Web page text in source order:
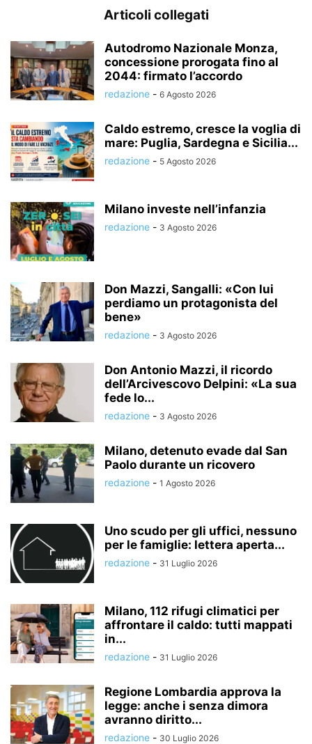
Articoli collegati
Autodromo Nazionale Monza,
concessione prorogata fino al
2044: firmato l’accordo
redazione - 6 Agosto 2026
Caldo estremo, cresce la voglia di
mare: Puglia, Sardegna e Sicilia...
redazione - 5 Agosto 2026
Milano investe nell’infanzia
redazione - 3 Agosto 2026
Don Mazzi, Sangalli: «Con lui
perdiamo un protagonista del
bene»
redazione - 3 Agosto 2026
Don Antonio Mazzi, il ricordo
dell’Arcivescovo Delpini: «La sua
fede lo...
redazione - 3 Agosto 2026
Milano, detenuto evade dal San
Paolo durante un ricovero
redazione - 1 Agosto 2026
Uno scudo per gli uffici, nessuno
per le famiglie: lettera aperta...
redazione - 31 Luglio 2026
Milano, 112 rifugi climatici per
affrontare il caldo: tutti mappati
in...
redazione - 31 Luglio 2026
Regione Lombardia approva la
legge: anche i senza dimora
avranno diritto...
redazione - 30 Luglio 2026